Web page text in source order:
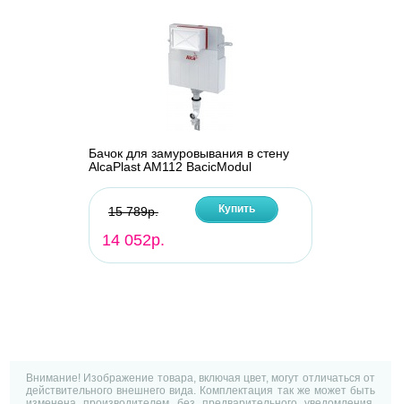
Бачок для замуровывания в стену
AlcaPlast AM112 BacicModul
15 789р.
14 052р.
Купить
Внимание! Изображение товара, включая цвет, могут отличаться от
действительного внешнего вида. Комплектация так же может быть